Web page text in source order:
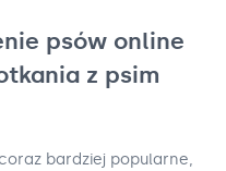
psów online
z psim
bardziej popularne,